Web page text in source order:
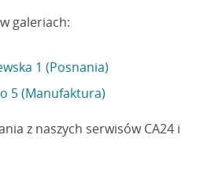
galeriach:
1 (Posnania)
5 (Manufaktura)
z naszych serwisów CA24 i